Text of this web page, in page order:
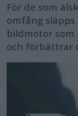
För de som
omfång släpps
bildmotor som
och förbättrar